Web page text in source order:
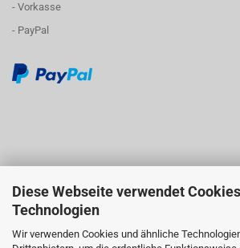
Diese Webseite verwendet
Technologien
Wir verwenden Cookies und ähnliche
- Vorkasse
- PayPal